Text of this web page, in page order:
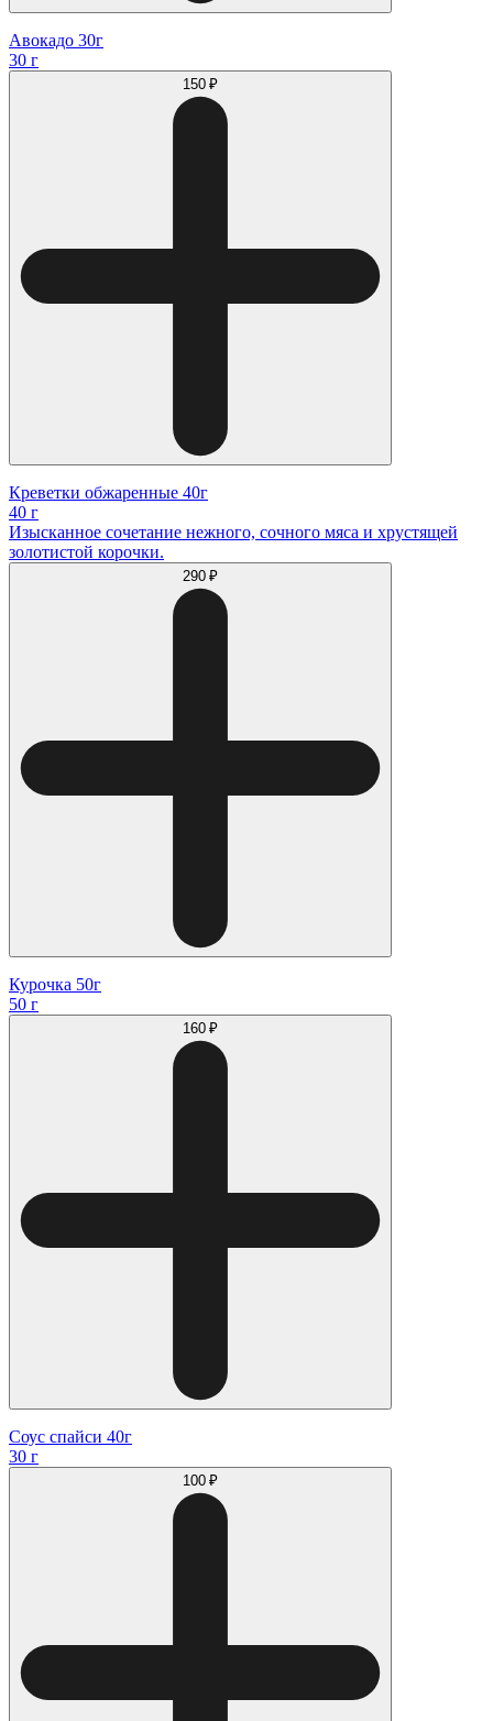
Авокадо 30г
30 г
150 ₽
Креветки обжаренные 40г
40 г
Изысканное сочетание нежного, сочного мяса и хрустящей
золотистой корочки.
290 ₽
Курочка 50г
50 г
160 ₽
Соус спайси 40г
30 г
100 ₽